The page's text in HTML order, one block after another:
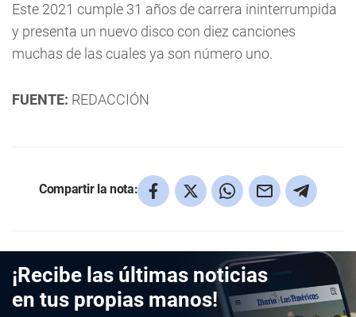
Este 2021 cumple 31 años de carrera ininterrumpida
y presenta un nuevo disco con diez canciones
muchas de las cuales ya son número uno.
FUENTE: REDACCIÓN
Compartir la nota:
¡Recibe las últimas noticias
en tus propias manos!